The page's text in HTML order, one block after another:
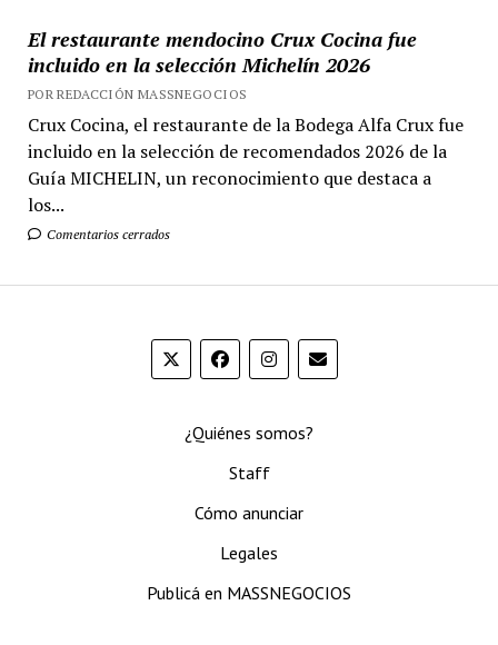
El restaurante mendocino Crux Cocina fue
incluido en la selección Michelín 2026
POR REDACCIÓN MASSNEGOCIOS
Crux Cocina, el restaurante de la Bodega Alfa Crux fue
incluido en la selección de recomendados 2026 de la
Guía MICHELIN, un reconocimiento que destaca a
los...
Comentarios cerrados
¿Quiénes somos?
Staff
Cómo anunciar
Legales
Publicá en MASSNEGOCIOS